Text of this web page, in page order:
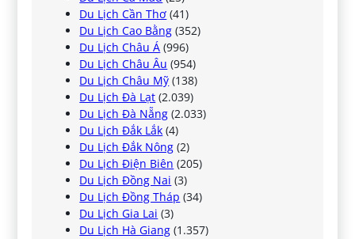
Du Lịch Cần Thơ (41)
Du Lịch Cao Bằng (352)
Du Lịch Châu Á (996)
Du Lịch Châu Âu (954)
Du Lịch Châu Mỹ (138)
Du Lịch Đà Lạt (2.039)
Du Lịch Đà Nẵng (2.033)
Du Lịch Đắk Lắk (4)
Du Lịch Đắk Nông (2)
Du Lịch Điện Biên (205)
Du Lịch Đồng Nai (3)
Du Lịch Đồng Tháp (34)
Du Lịch Gia Lai (3)
Du Lịch Hà Giang (1.357)